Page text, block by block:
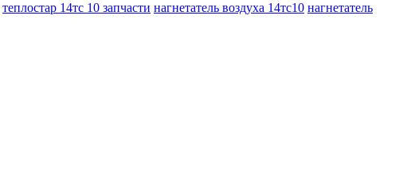
теплостар 14тс 10 запчасти нагнетатель воздуха 14тс10 нагнетатель